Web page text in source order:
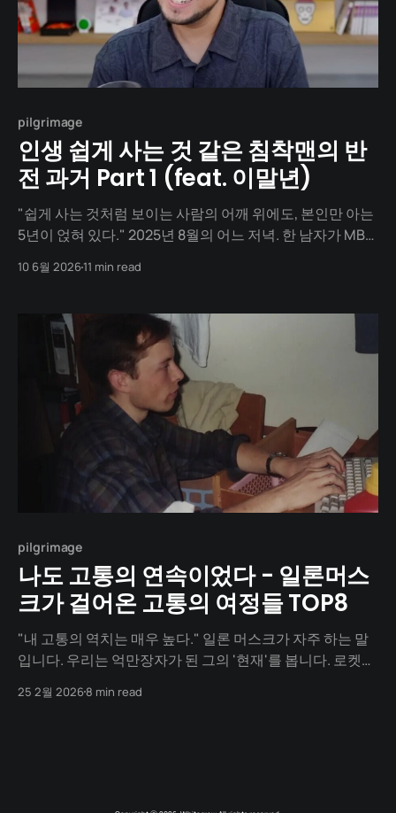
pilgrimage
인생 쉽게 사는 것 같은 침착맨의 반
전 과거 Part 1 (feat. 이말년)
"쉽게 사는 것처럼 보이는 사람의 어깨 위에도, 본인만 아는
5년이 얹혀 있다." 2025년 8월의 어느 저녁. 한 남자가 MBC
을 가진 인터넷 방송인. 그는 회사를 운영하고, 빌딩 한 동을
에게 "유튜브 수익 49억&
10 6월 202611 min read
pilgrimage
나도 고통의 연속이었다 - 일론머스
크가 걸어온 고통의 여정들 TOP8
"내 고통의 역치는 매우 높다." 일론 머스크가 자주 하는 말
입니다. 우리는 억만장자가 된 그의 '현재'를 봅니다. 로켓을
지만 그 화려함 이면에는, 상상을 초월하는 '고통의 값'이 있
25 2월 20268 min read